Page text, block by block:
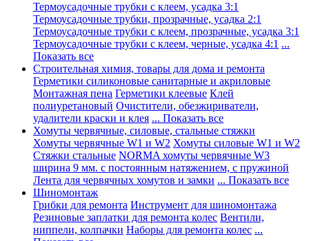
Термоусадочные трубки с клеем, усадка 3:1
Термоусадочные трубки, прозрачные, усадка 2:1
Термоусадочные трубки с клеем, прозрачные, усадка 3:1
Термоусадочные трубки с клеем, черные, усадка 4:1 ...
Показать все
Строительная химия, товары для дома и ремонта
Герметики силиконовые санитарные и акриловые
Монтажная пена Герметики клеевые Клей
полиуретановый Очистители, обезжириватели,
удалители краски и клея ... Показать все
Хомуты червячные, силовые, стальные стяжки
Хомуты червячные W1 и W2 Хомуты силовые W1 и W2
Стяжки стальные NORMA хомуты червячные W3
ширина 9 мм. с постоянным натяжением, с пружиной
Лента для червячных хомутов и замки ... Показать все
Шиномонтаж
Грибки для ремонта Инструмент для шиномонтажа
Резиновые заплатки для ремонта колес Вентили,
ниппели, колпачки Наборы для ремонта колес ...